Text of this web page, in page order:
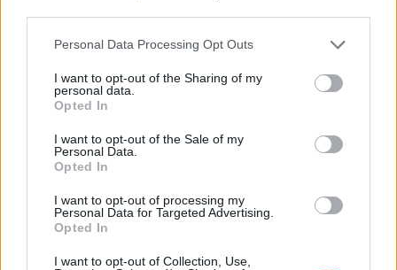
Personal Data Processing Opt Outs
I want to opt-out of the Sharing of my
personal data.
Opted In
I want to opt-out of the Sale of my
Personal Data.
Opted In
I want to opt-out of processing my
Personal Data for Targeted Advertising.
Opted In
I want to opt-out of Collection, Use,
2022 μετά τις αντιδράσεις που
δημιούργησε το περιεχόμενο το...
28.03.2023